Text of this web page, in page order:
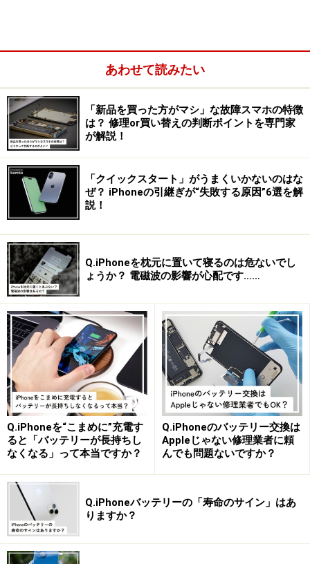
そこでおすすめなのが、iPhoneによるパスワード管理で
す。
＜目次＞
パスワードの暗記は不要！ 生体認証で管理画面を開ける
新規でIDやパスワードを保存するのも簡単
ID、パスワードを自動入力にすることも可能
保存したパスワードはMacやiPadにも同期される
“管理しないパスワード管理”でストレスフリーに
パスワードの暗記は不要！ 生体認証で管理
画面を開ける
iPhoneには、安全にパスワードを管理、運用できる機能
がついています。
1.
「設定」アプリを開いたら、［ユーザ名］をタップし
て、「iCloud」を選択。「パスワードとキーチェーン」
をタップし、「このiPhoneを同期」をオンにしておきま
す。
2.
「設定」アプリのトップまで戻り、「パスワード」の項
あわせて読みたい
「新品を買った方がマシ」な故障スマホの特徴
は？ 修理or買い替えの判断ポイントを専門家
が解説！
「クイックスタート」がうまくいかないのはな
ぜ？ iPhoneの引継ぎが“失敗する原因”6選を解
説！
Q.iPhoneを枕元に置いて寝るのは危ないでし
ょうか？ 電磁波の影響が心配です……
Q.iPhoneを“こまめに”充電す
ると「バッテリーが長持ちし
なくなる」って本当ですか？
Q.iPhoneのバッテリー交換は
Appleじゃない修理業者に頼
んでも問題ないですか？
Q.iPhoneバッテリーの「寿命のサイン」はあ
りますか？